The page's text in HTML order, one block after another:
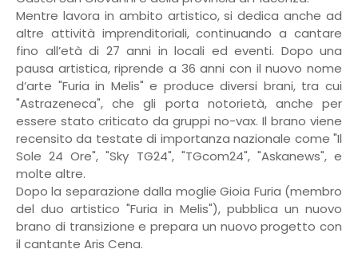
Mentre lavora in ambito artistico, si dedica anche ad
altre attività imprenditoriali, continuando a cantare
fino all’età di 27 anni in locali ed eventi. Dopo una
pausa artistica, riprende a 36 anni con il nuovo nome
d’arte "Furia in Melis" e produce diversi brani, tra cui
"Astrazeneca", che gli porta notorietà, anche per
essere stato criticato da gruppi no-vax. Il brano viene
recensito da testate di importanza nazionale come "Il
Sole 24 Ore", "Sky TG24", "TGcom24", "Askanews", e
molte altre.
Dopo la separazione dalla moglie Gioia Furia (membro
del duo artistico "Furia in Melis"), pubblica un nuovo
brano di transizione e prepara un nuovo progetto con
il cantante Aris Cena.